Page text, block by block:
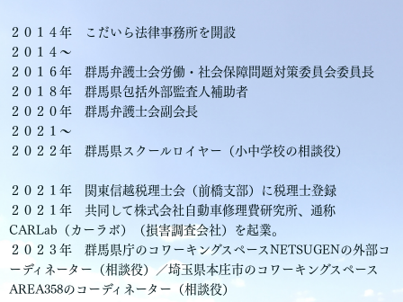
２０１４年 こだいら法律事務所を開設
２０１４～
２０１６年 群馬弁護士会労働・社会保障問題対策委員会委員長
２０１８年 群馬県包括外部監査人補助者
２０２０年 群馬弁護士会副会長
２０２１〜
２０２２年 群馬県スクールロイヤー（小中学校の相談役）
２０２１年 関東信越税理士会（前橋支部）に税理士登録
２０２１年 共同して株式会社自動車修理費研究所、通称
CARLab（カーラボ）（損害調査会社）を起業。
２０２３年 群馬県庁のコワーキングスペースNETSUGENの外部コ
ーディネーター（相談役）／埼玉県本庄市のコワーキングスペース
AREA358のコーディネーター（相談役）